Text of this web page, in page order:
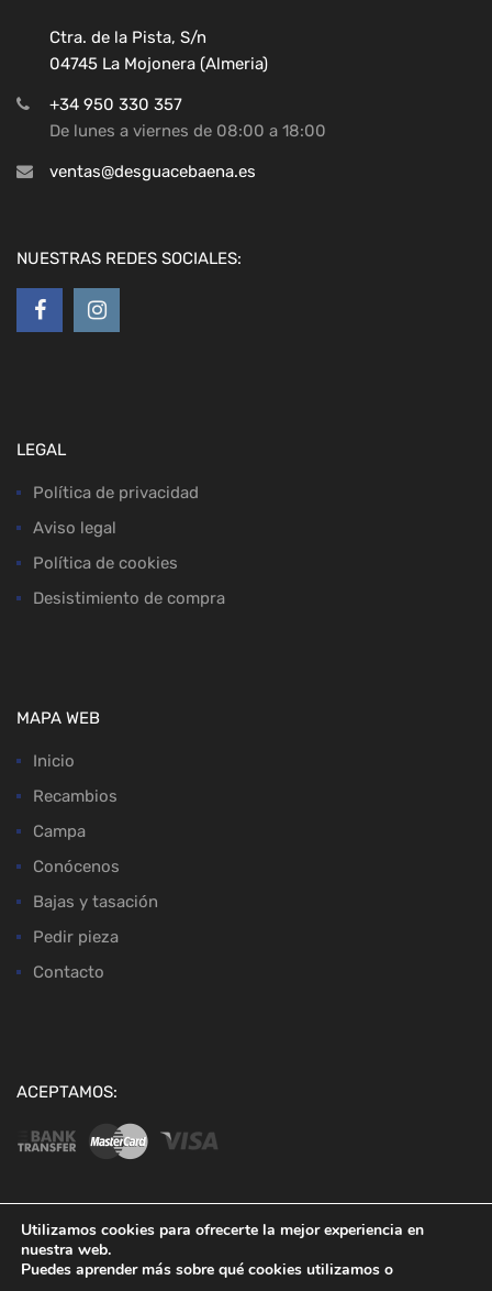
Ctra. de la Pista, S/n
04745 La Mojonera (Almeria)
+34 950 330 357
De lunes a viernes de 08:00 a 18:00
ventas@desguacebaena.es
NUESTRAS REDES SOCIALES:
LEGAL
Política de privacidad
Aviso legal
Política de cookies
Desistimiento de compra
MAPA WEB
Inicio
Recambios
Campa
Conócenos
Bajas y tasación
Pedir pieza
Contacto
ACEPTAMOS:
Utilizamos cookies para ofrecerte la mejor experiencia en
nuestra web.
Puedes aprender más sobre qué cookies utilizamos o